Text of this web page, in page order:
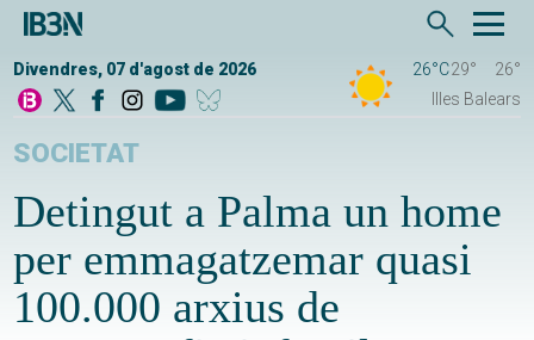
Divendres, 07 d'agost de 2026 26°C29°
26°
Illes Balears
SOCIETAT
Detingut a Palma un home
per emmagatzemar quasi
100.000 arxius de